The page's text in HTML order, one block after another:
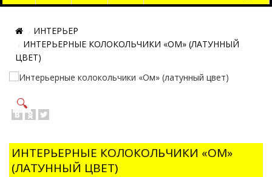
ИНТЕРЬЕР
ИНТЕРЬЕРНЫЕ КОЛОКОЛЬЧИКИ «ОМ» (ЛАТУННЫЙ
ЦВЕТ)
🔍
ИНТЕРЬЕРНЫЕ КОЛОКОЛЬЧИКИ «ОМ»
(ЛАТУННЫЙ ЦВЕТ)